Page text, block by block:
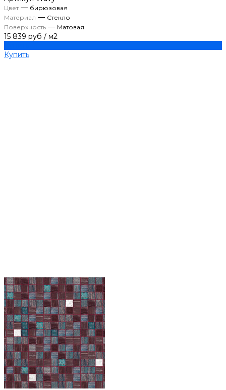
Цвет— бирюзовая
Материал — Стекло
Поверхность — Матовая
15 839 руб / м2
Купить